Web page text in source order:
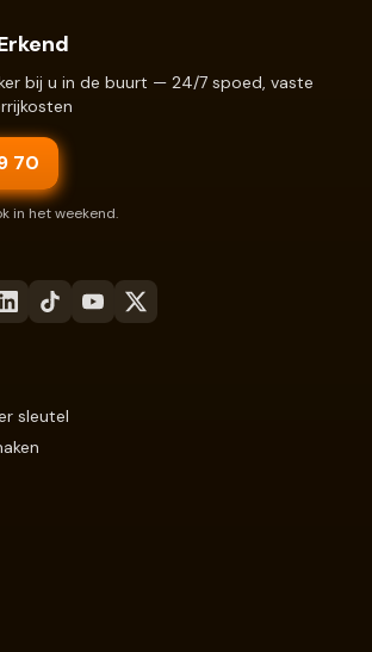
bij u in de buurt — 24/7 spoed, vaste
70
in het weekend.
sleutel